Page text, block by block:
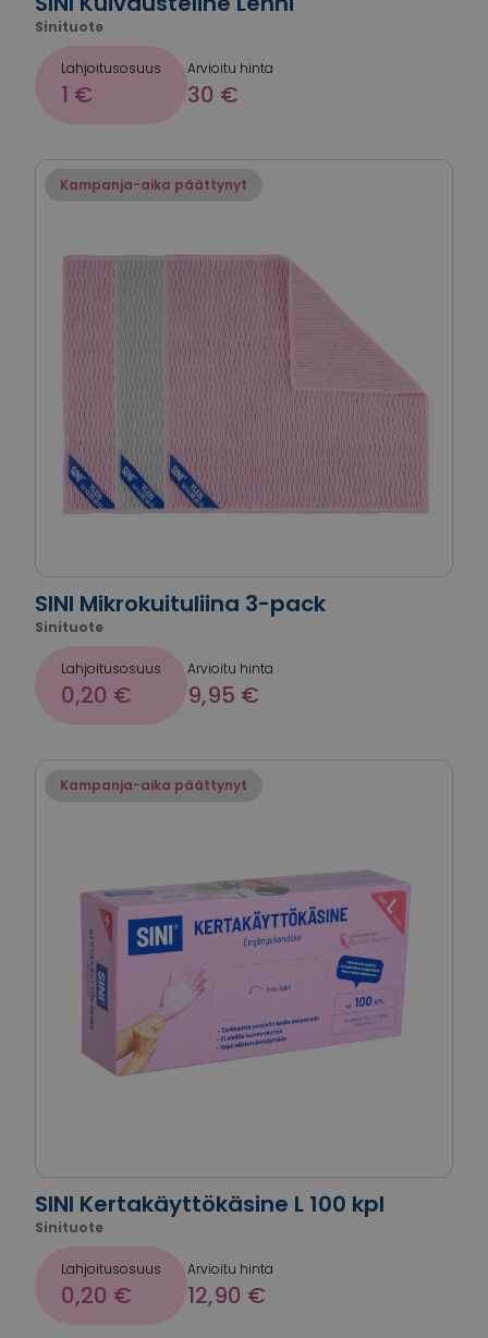
Sinituote
Lahjoitusosuus
1 €
Arvioitu hinta
30 €
Kampanja-aika päättynyt
SINI Mikrokuituliina 3-pack
Sinituote
Lahjoitusosuus
0,20 €
Arvioitu hinta
9,95 €
Kampanja-aika päättynyt
SINI Kertakäyttökäsine L 100 kpl
Sinituote
Lahjoitusosuus
0,20 €
Arvioitu hinta
12,90 €